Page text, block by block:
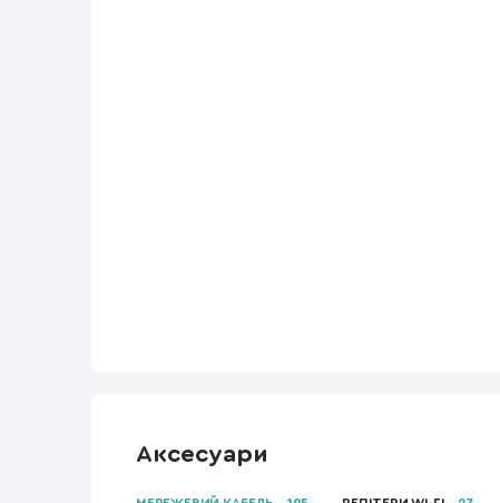
Аксесуари